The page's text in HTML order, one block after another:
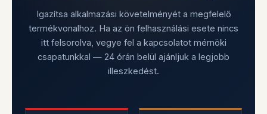
Igazítsa alkalmazási követelményét a megfelelő
termékvonalhoz. Ha az ön felhasználási esete nincs
itt felsorolva, vegye fel a kapcsolatot mérnöki
csapatunkkal — 24 órán belül ajánljuk a legjobb
illeszkedést.